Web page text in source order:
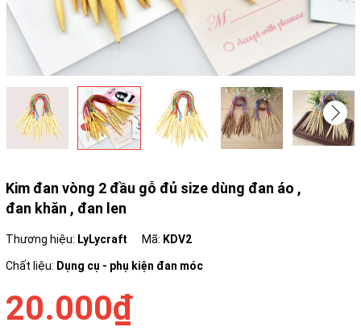
Kim đan vòng 2 đầu gỗ đủ size dùng đan áo ,
đan khăn , đan len
Thương hiệu: LyLycraft Mã: KDV2
Chất liệu: Dụng cụ - phụ kiện đan móc
20.000₫